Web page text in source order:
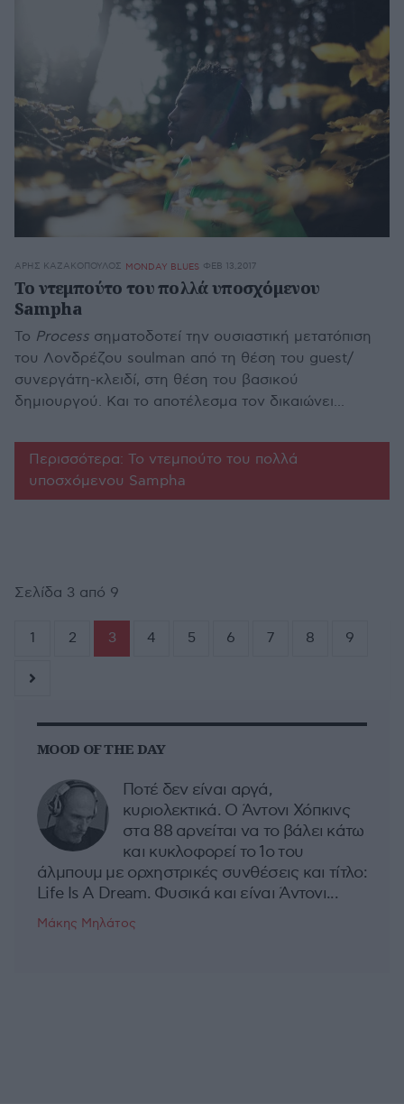
ΆΡΗΣ ΚΑΖΑΚΌΠΟΥΛΟΣ MONDAY BLUES ΦΕΒ 13,2017
Το ντεμπούτο του πολλά υποσχόμενου
Sampha
Το Process σηματοδοτεί την ουσιαστική μετατόπιση
του Λονδρέζου soulman από τη θέση του guest/
συνεργάτη-κλειδί, στη θέση του βασικού
δημιουργού. Και το αποτέλεσμα τον δικαιώνει...
Περισσότερα: Το ντεμπούτο του πολλά
υποσχόμενου Sampha
Σελίδα 3 από 9
1 2 3 4 5 6 7 8 9
MOOD OF THE DAY
Ποτέ δεν είναι αργά,
κυριολεκτικά. Ο Άντονι Χόπκινς
στα 88 αρνείται να το βάλει κάτω
και κυκλοφορεί το 1ο του
άλμπουμ με ορχηστρικές συνθέσεις και τίτλο:
Life Is A Dream. Φυσικά και είναι Άντονι...
Μάκης Μηλάτος